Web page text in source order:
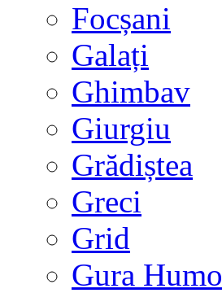
Focșani
Galați
Ghimbav
Giurgiu
Grădiștea
Greci
Grid
Gura